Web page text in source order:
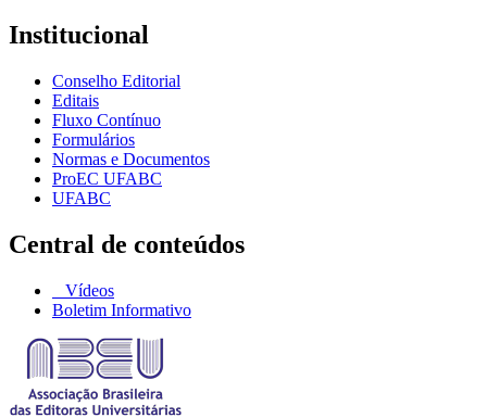
Institucional
Conselho Editorial
Editais
Fluxo Contínuo
Formulários
Normas e Documentos
ProEC UFABC
UFABC
Central de conteúdos
Vídeos
Boletim Informativo